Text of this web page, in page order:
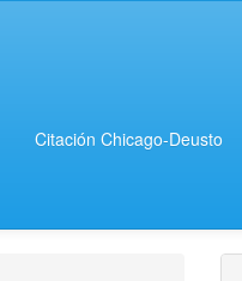
Citación Chicago-Deusto